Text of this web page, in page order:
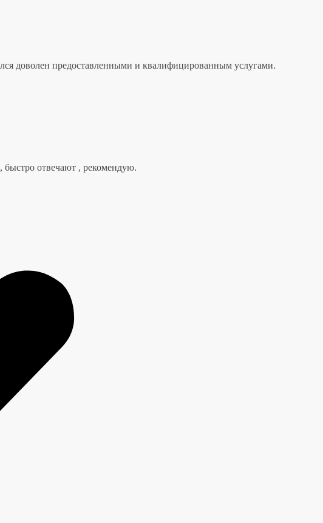
доволен предоставленными и квалифицированным услугами.
быстро отвечают , рекомендую.